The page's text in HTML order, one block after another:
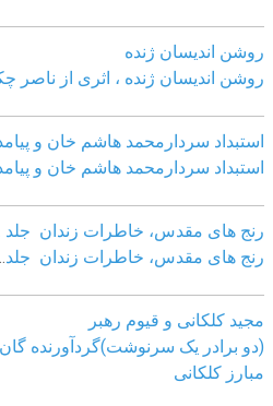
روشن اندیسان ژنده
روشن اندیسان ژنده ، اثری از ناصر
استبداد سردارمحمد هاشم خان و
استبداد سردارمحمد هاشم خان و
رنج های مقدس، خاطرات زندان جلد 2
رنج های مقدس، خاطرات زندان جلد
مجید کلکانی و قیوم رهبر
(دو برادر یک سرنوشت)گردآورنده
مبارز کلکانی